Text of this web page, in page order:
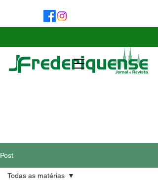
Post
Todas as matérias